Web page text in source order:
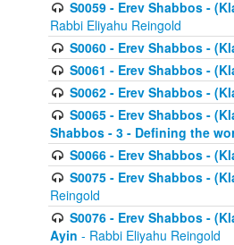
S0059 - Erev Shabbos -
Rabbi Eliyahu Reingold
S0060 - Erev Shabbos -
S0061 - Erev Shabbos -
S0062 - Erev Shabbos -
S0065 - Erev Shabbos -
Shabbos - 3 - Defining the
S0066 - Erev Shabbos -
S0075 - Erev Shabbos -
Reingold
S0076 - Erev Shabbos -
Ayin - Rabbi Eliyahu Reingold